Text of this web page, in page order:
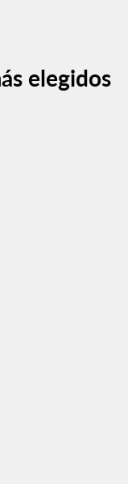
elegidos